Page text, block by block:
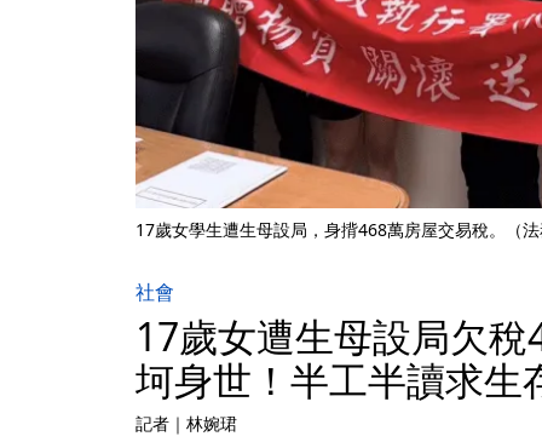
17歲女學生遭生母設局，身揹468萬房屋交易稅。（
社會
17歲女遭生母設局欠
坷身世！半工半讀求生
記者 ｜ 林婉珺